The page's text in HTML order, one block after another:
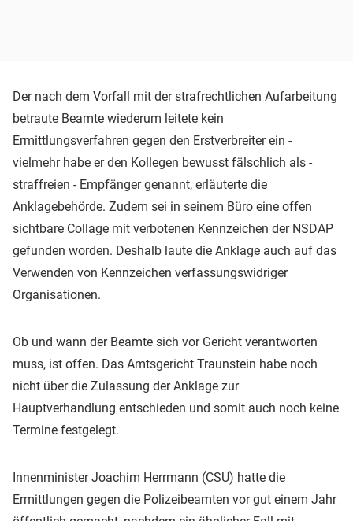
Der nach dem Vorfall mit der strafrechtlichen Aufarbeitung
betraute Beamte wiederum leitete kein
Ermittlungsverfahren gegen den Erstverbreiter ein -
vielmehr habe er den Kollegen bewusst fälschlich als -
straffreien - Empfänger genannt, erläuterte die
Anklagebehörde. Zudem sei in seinem Büro eine offen
sichtbare Collage mit verbotenen Kennzeichen der NSDAP
gefunden worden. Deshalb laute die Anklage auch auf das
Verwenden von Kennzeichen verfassungswidriger
Organisationen.
Ob und wann der Beamte sich vor Gericht verantworten
muss, ist offen. Das Amtsgericht Traunstein habe noch
nicht über die Zulassung der Anklage zur
Hauptverhandlung entschieden und somit auch noch keine
Termine festgelegt.
Innenminister Joachim Herrmann (CSU) hatte die
Ermittlungen gegen die Polizeibeamten vor gut einem Jahr